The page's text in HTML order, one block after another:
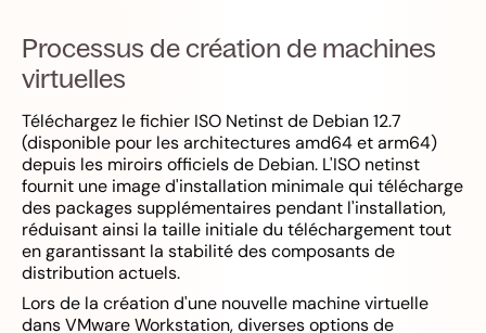
Processus de création de machines
virtuelles
Téléchargez le fichier ISO Netinst de Debian 12.7
(disponible pour les architectures amd64 et arm64)
depuis les miroirs officiels de Debian. L'ISO netinst
fournit une image d'installation minimale qui télécharge
des packages supplémentaires pendant l'installation,
réduisant ainsi la taille initiale du téléchargement tout
en garantissant la stabilité des composants de
distribution actuels.
Lors de la création d'une nouvelle machine virtuelle
dans VMware Workstation, diverses options de